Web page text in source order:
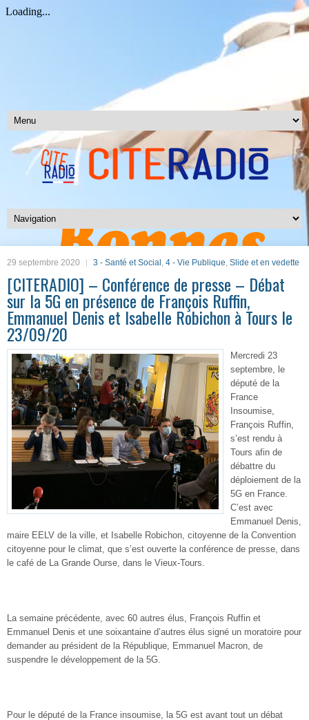
29 septembre 2020 3 - Santé et Social , 4 - Vie Publique, Slide et en vedette
[CITERADIO] – Conférence de presse – Débat
sur la 5G en présence de François Ruffin,
Emmanuel Denis et Isabelle Robichon à Tours le
23/09/20
Mercredi 23
septembre, le
député de la
France
Insoumise,
François Ruffin,
s’est rendu à
Tours afin de
débattre du
déploiement de la
5G en France.
C’est avec
Emmanuel Denis,
maire EELV de la ville, et Isabelle Robichon, citoyenne de la Convention
citoyenne pour le climat, que s’est ouverte la conférence de presse, dans
le café de La Grande Ourse, dans le Vieux-Tours.
La semaine précédente, avec 60 autres élus, François Ruffin et
Emmanuel Denis et une soixantaine d’autres élus signé un moratoire pour
demander au président de la République, Emmanuel Macron, de
suspendre le développement de la 5G.
Pour le député de la France insoumise, la 5G est avant tout un débat